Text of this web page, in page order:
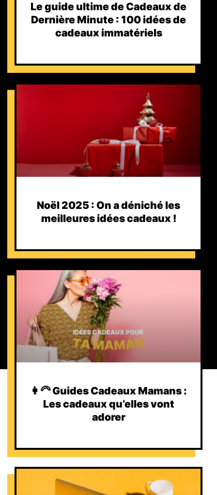
Le guide ultime de Cadeaux de
Dernière Minute : 100 idées de
cadeaux immatériels
Noël 2025 : On a déniché les
meilleures idées cadeaux !
👩‍🦳 Guides Cadeaux Mamans :
Les cadeaux qu’elles vont
adorer